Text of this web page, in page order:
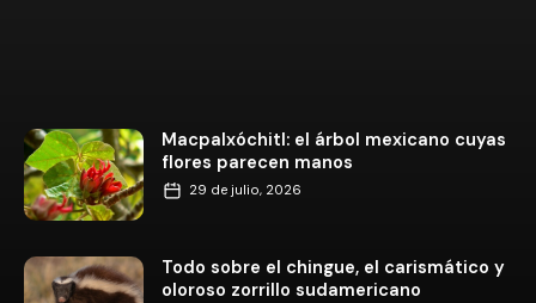
Macpalxóchitl: el árbol mexicano cuyas
flores parecen manos
29 de julio, 2026
Todo sobre el chingue, el carismático y
oloroso zorrillo sudamericano